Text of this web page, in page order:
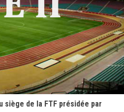
siège de la FTF présidée par